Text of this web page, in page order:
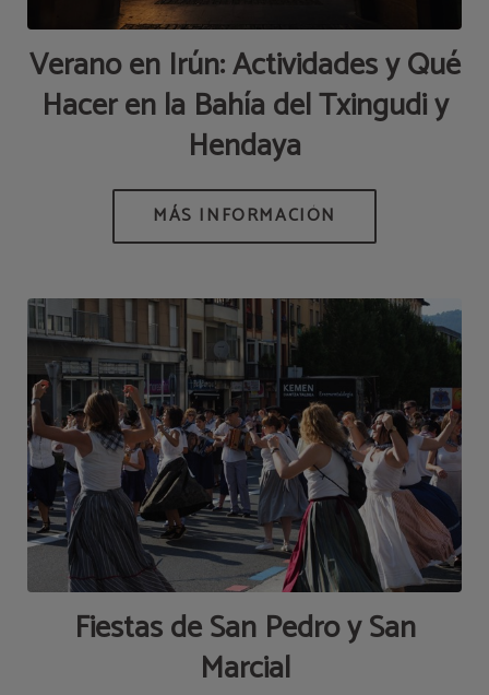
Verano en Irún: Actividades y Qué
Hacer en la Bahía del Txingudi y
Hendaya
Fiestas de San Pedro y San
Marcial